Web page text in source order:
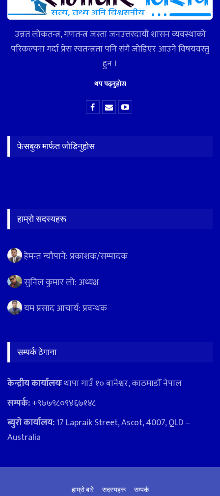
उन्नत लोकतन्त्र, गणतन्त्र जस्ता जनउत्तरदायी शासन व्यवस्थाको
परिकल्पना गर्दा प्रेस स्वतन्त्रता पनि संगै जोडिएर आउने विषयवस्तु
हुन ।
थप पढ्नुहोस
फेसबुक मार्फत जोडिनुहोस
हाम्रो सदस्यहरू
हेमन्त न्यौपाने: प्रकाशक/सम्पादक
सुनिल कुमार लो: अध्यक्ष
यम प्रसाद आचार्य: प्रवन्धक
सम्पर्क ठेगाना
केन्द्रीय कार्यालयःथापा गाउँ १० बानेश्वर, काठमाडौँ नेपाल
सम्पर्क:+९७७९८०९४६७१४८
ब्युरो कार्यालय:17 Lapraik Street, Ascot, 4007, QLD –
Australia
हाम्रो बारे सदस्यहरू सम्पर्क